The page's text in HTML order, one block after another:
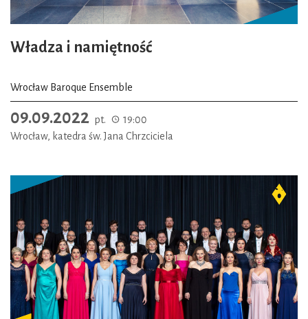
Władza i namiętność
Wrocław Baroque Ensemble
09.09.2022 pt.
19:00
Wrocław, katedra św. Jana Chrzciciela